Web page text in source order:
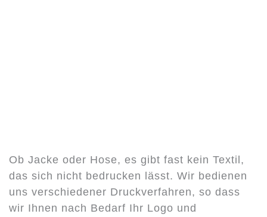
Ob Jacke oder Hose, es gibt fast kein Textil,
das sich nicht bedrucken lässt. Wir bedienen
uns verschiedener Druckverfahren, so dass
wir Ihnen nach Bedarf Ihr Logo und